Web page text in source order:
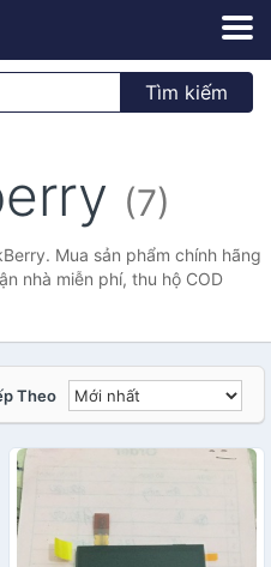
Tìm kiếm
(7)
Mua sản phẩm chính hãng
nhà miễn phí, thu hộ COD
Theo